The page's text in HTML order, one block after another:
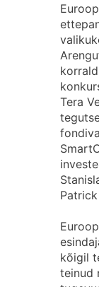
Tera
kõigil
teinud